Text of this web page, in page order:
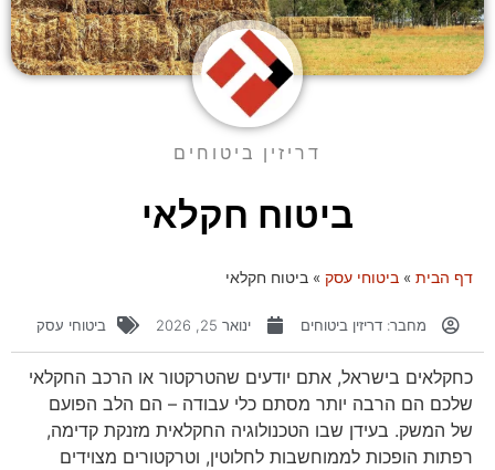
דריזין ביטוחים
ביטוח חקלאי
דף הבית » ביטוחי עסק » ביטוח חקלאי
מחבר: דריזין ביטוחים ינואר 25, 2026 ביטוחי עסק
כחקלאים בישראל, אתם יודעים שהטרקטור או הרכב החקלאי
שלכם הם הרבה יותר מסתם כלי עבודה – הם הלב הפועם
של המשק. בעידן שבו הטכנולוגיה החקלאית מזנקת קדימה,
רפתות הופכות לממוחשבות לחלוטין, וטרקטורים מצוידים